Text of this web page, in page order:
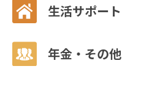
生活サポート
年金・その他